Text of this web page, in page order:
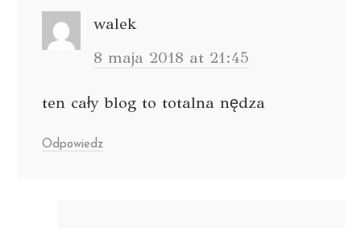
walek
8 maja 2018 at 21:45
ten cały blog to totalna nędza
Odpowiedz